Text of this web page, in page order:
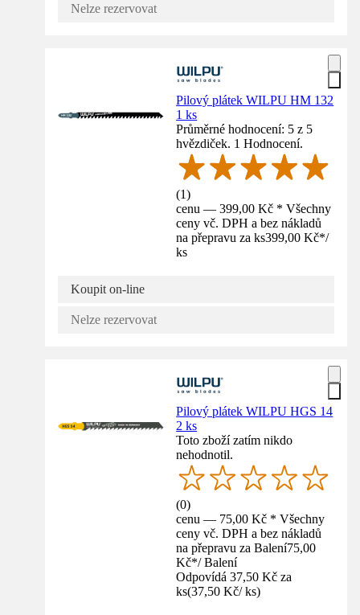
Nelze rezervovat
Pilový plátek WILPU HM 132
1 ks
Průměrné hodnocení: 5 z 5
hvězdiček. 1 Hodnocení.
(1)
cenu — 399,00 Kč * Všechny
ceny vč. DPH a bez nákladů
na přepravu za ks399,00 Kč*/
ks
Koupit on-line
Nelze rezervovat
Pilový plátek WILPU HGS 14
2 ks
Toto zboží zatím nikdo
nehodnotil.
(0)
cenu — 75,00 Kč * Všechny
ceny vč. DPH a bez nákladů
na přepravu za Balení75,00
Kč*/ Balení
Odpovídá 37,50 Kč za
ks(37,50 Kč/ ks)